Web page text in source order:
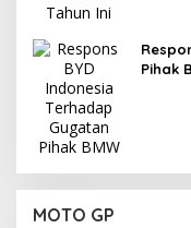
Pihak
MOTO GP